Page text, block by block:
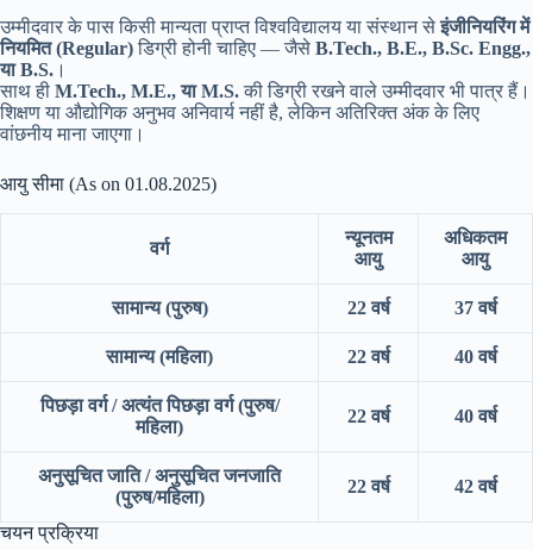
उम्मीदवार के पास किसी मान्यता प्राप्त विश्वविद्यालय या संस्थान सेइंजीनियरिंग में
नियमित (Regular)डिग्री होनी चाहिए — जैसे B.Tech., B.E., B.Sc. Engg.,
या B.S. ।
साथ ही M.Tech., M.E., या M.S.की डिग्री रखने वाले उम्मीदवार भी पात्र हैं।
शिक्षण या औद्योगिक अनुभव अनिवार्य नहीं है, लेकिन अतिरिक्त अंक के लिए
वांछनीय माना जाएगा।
आयु सीमा (As on 01.08.2025)
वर्ग
न्यूनतम
आयु
अधिकतम
आयु
सामान्य (पुरुष) 22 वर्ष 37 वर्ष
सामान्य (महिला) 22 वर्ष 40 वर्ष
पिछड़ा वर्ग / अत्यंत पिछड़ा वर्ग (पुरुष/
महिला)
22 वर्ष 40 वर्ष
अनुसूचित जाति / अनुसूचित जनजाति
(पुरुष/महिला)
22 वर्ष 42 वर्ष
चयन प्रक्रिया